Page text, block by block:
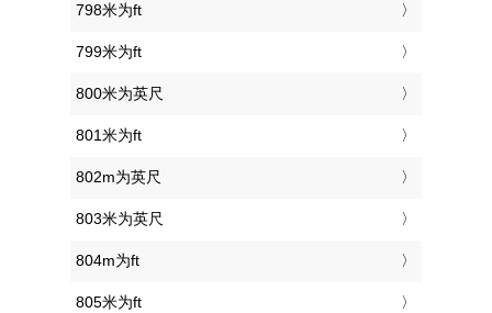
798米为ft
799米为ft
800米为英尺
801米为ft
802m为英尺
803米为英尺
804m为ft
805米为ft